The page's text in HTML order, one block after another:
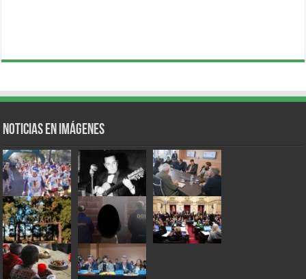
Noticias en Imágenes